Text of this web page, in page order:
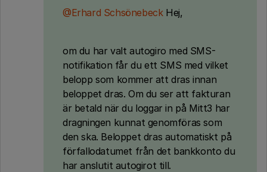
@Erhard SchsönebeckHej,
om du har valt autogiro med SMS-
notifikation får du ett SMS med vilket
belopp som kommer att dras innan
beloppet dras. Om du ser att fakturan
är betald när du loggar in på Mitt3 har
dragningen kunnat genomföras som
den ska. Beloppet dras automatiskt på
förfallodatumet från det bankkonto du
har anslutit autogirot till.